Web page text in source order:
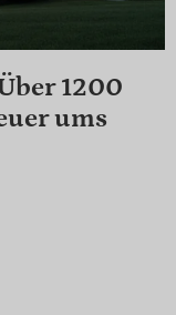
1200
ums